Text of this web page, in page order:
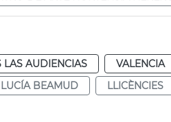
LAS AUDIENCIAS VALENCIA
LUCÍA BEAMUD LLICÈNCIES